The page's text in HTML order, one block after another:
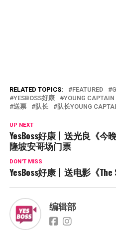
RELATED TOPICS: FEATURED
YESBOSS好康
YOUNG CAPTAIN
送票
队长 队长YOUNG
UP NEXT
YesBoss好康丨送光良《今
隆坡安哥场门票
DON'T MISS
YesBoss好康丨送电影《
编辑部